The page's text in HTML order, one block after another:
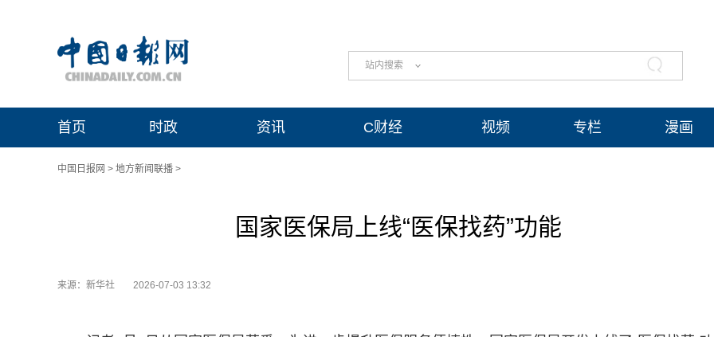
站内搜索
首页 时政 资讯 C财经 视频 专栏 漫画
中国日报网 > 地方新闻联播 >
国家医保局上线“医保找药”功能
来源：新华社 2026-07-03 13:32